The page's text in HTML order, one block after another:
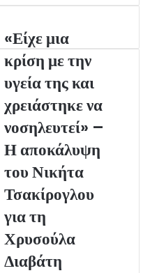
i
«Είχε μια
κρίση με την
υγεία της και
χρειάστηκε να
νοσηλευτεί» –
Η αποκάλυψη
του Νικήτα
Τσακίρογλου
για τη
Χρυσούλα
Διαβάτη